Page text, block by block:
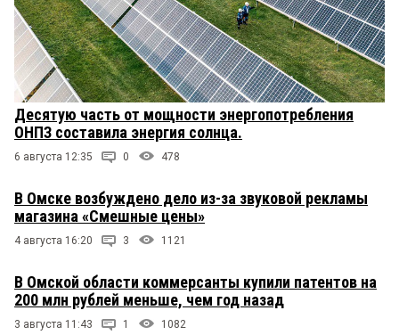
Десятую часть от мощности энергопотребления
ОНПЗ составила энергия солнца.
6 августа 12:35 0 478
В Омске возбуждено дело из-за звуковой рекламы
магазина «Смешные цены»
4 августа 16:20 3 1121
В Омской области коммерсанты купили патентов на
200 млн рублей меньше, чем год назад
3 августа 11:43 1 1082